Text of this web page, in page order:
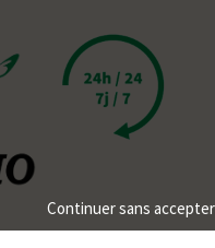
Continuer sans accepter